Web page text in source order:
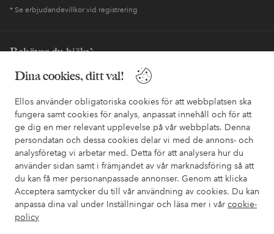
Dina cookies, ditt val!
Ellos använder obligatoriska cookies för att webbplatsen ska
fungera samt cookies för analys, anpassat innehåll och för att
ge dig en mer relevant upplevelse på vår webbplats. Denna
persondatan och dessa cookies delar vi med de annons- och
analysföretag vi arbetar med. Detta för att analysera hur du
använder sidan samt i främjandet av vår marknadsföring så att
du kan få mer personanpassade annonser. Genom att klicka
Acceptera samtycker du till vår användning av cookies. Du kan
anpassa dina val under Inställningar och läsa mer i vår cookie-
policy
* Se erbjudandevillkor vid registrering
Behöver du hjälp?
I vår FAQ hittar du svaren på de vanligaste frågorna. Här finns
också information om hur du enklast kontaktar oss.
Kundservice Beställning Betalsätt
Mina sidor
Om Ellos